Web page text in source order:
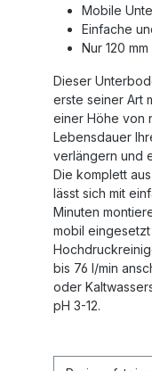
Mobile
Einfache
Nur 120
Dieser
erste seiner Art
einer Höhe von
Lebensdauer
verlängern und
Die komplett
lässt sich mit
Minuten
mobil
bis 76 l/min
oder
pH 3-12.